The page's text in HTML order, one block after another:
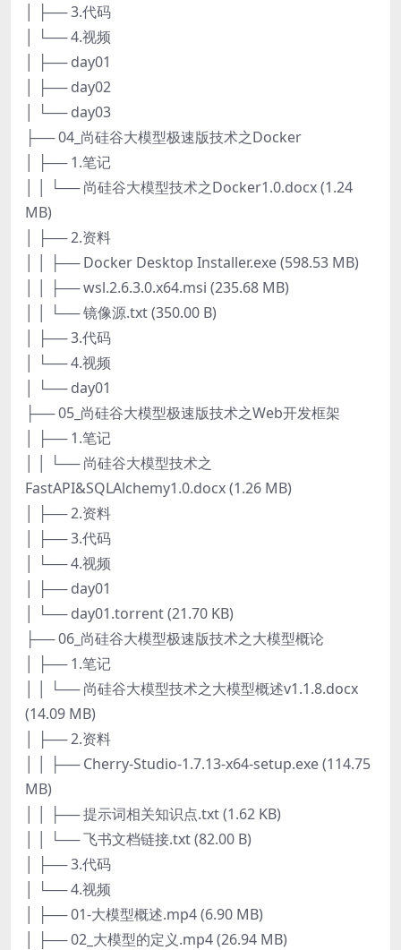
│ ├── 3.代码
│ └── 4.视频
│ ├── day01
│ ├── day02
│ └── day03
├── 04_尚硅谷大模型极速版技术之Docker
│ ├── 1.笔记
│ │ └── 尚硅谷大模型技术之Docker1.0.docx (1.24
MB)
│ ├── 2.资料
│ │ ├── Docker Desktop Installer.exe (598.53 MB)
│ │ ├── wsl.2.6.3.0.x64.msi (235.68 MB)
│ │ └── 镜像源.txt (350.00 B)
│ ├── 3.代码
│ └── 4.视频
│ └── day01
├── 05_尚硅谷大模型极速版技术之Web开发框架
│ ├── 1.笔记
│ │ └── 尚硅谷大模型技术之
FastAPI&SQLAlchemy1.0.docx (1.26 MB)
│ ├── 2.资料
│ ├── 3.代码
│ └── 4.视频
│ ├── day01
│ └── day01.torrent (21.70 KB)
├── 06_尚硅谷大模型极速版技术之大模型概论
│ ├── 1.笔记
│ │ └── 尚硅谷大模型技术之大模型概述v1.1.8.docx
(14.09 MB)
│ ├── 2.资料
│ │ ├── Cherry-Studio-1.7.13-x64-setup.exe (114.75
MB)
│ │ ├── 提示词相关知识点.txt (1.62 KB)
│ │ └── 飞书文档链接.txt (82.00 B)
│ ├── 3.代码
│ └── 4.视频
│ ├── 01-大模型概述.mp4 (6.90 MB)
│ ├── 02_大模型的定义.mp4 (26.94 MB)